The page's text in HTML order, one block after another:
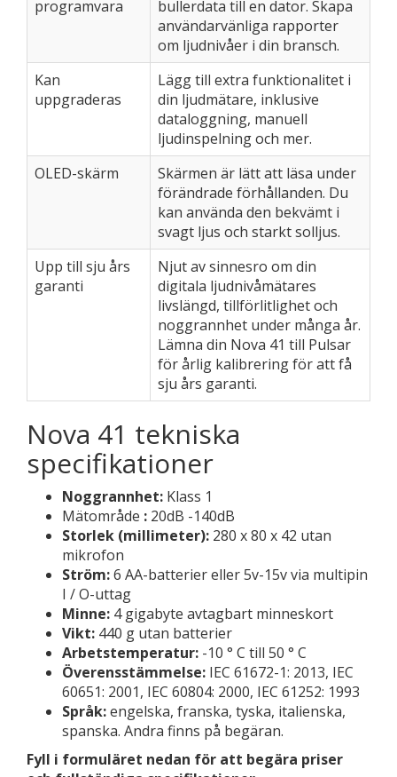
programvara
bullerdata till en dator. Skapa
användarvänliga rapporter
om ljudnivåer i din bransch.
Kan
uppgraderas
Lägg till extra funktionalitet i
din ljudmätare, inklusive
dataloggning, manuell
ljudinspelning och mer.
OLED-skärm
Skärmen är lätt att läsa under
förändrade förhållanden. Du
kan använda den bekvämt i
svagt ljus och starkt solljus.
Upp till sju års
garanti
Njut av sinnesro om din
digitala ljudnivåmätares
livslängd, tillförlitlighet och
noggrannhet under många år.
Lämna din Nova 41 till Pulsar
för årlig kalibrering för att få
sju års garanti.
Nova 41 tekniska
specifikationer
Noggrannhet: Klass 1
Mätområde : 20dB -140dB
Storlek (millimeter): 280 x 80 x 42 utan
mikrofon
Ström:6 AA-batterier eller 5v-15v via multipin
I / O-uttag
Minne: 4 gigabyte avtagbart minneskort
Vikt: 440 g utan batterier
Arbetstemperatur: -10 ° C till 50 ° C
Överensstämmelse: IEC 61672-1: 2013, IEC
60651: 2001, IEC 60804: 2000, IEC 61252: 1993
Språk:engelska, franska, tyska, italienska,
spanska. Andra finns på begäran.
Fyll i formuläret nedan för att begära priser